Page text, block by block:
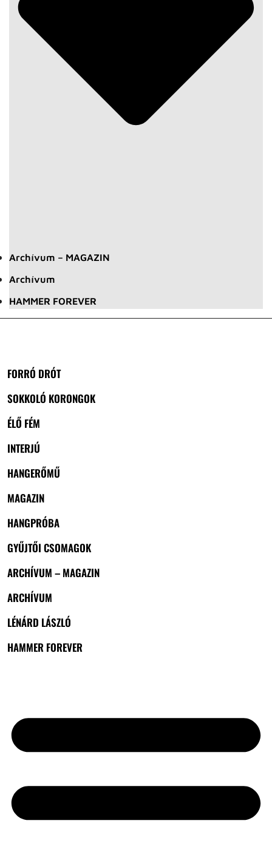
Archívum – MAGAZIN
Archívum
HAMMER FOREVER
FORRÓ DRÓT
SOKKOLÓ KORONGOK
ÉLŐ FÉM
INTERJÚ
HANGERŐMŰ
MAGAZIN
HANGPRÓBA
GYŰJTŐI CSOMAGOK
ARCHÍVUM – MAGAZIN
ARCHÍVUM
LÉNÁRD LÁSZLÓ
HAMMER FOREVER